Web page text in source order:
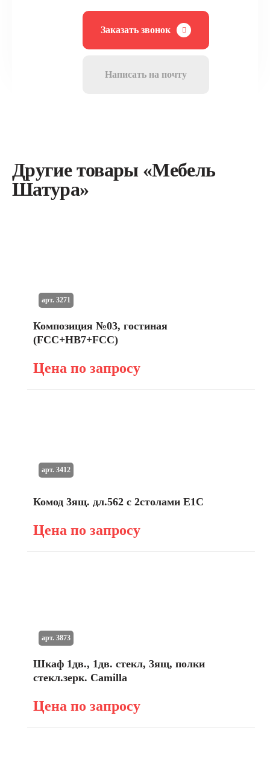
Заказать звонок
Написать на почту
Другие товары «Мебель
Шатура»
Композиция №03, гостиная
(FCC+HB7+FСС)
Цена по запросу
арт. 3271
Комод 3ящ. дл.562 с 2столами E1C
Цена по запросу
арт. 3412
Шкаф 1дв., 1дв. стекл, 3ящ, полки
стекл.зерк. Camilla
Цена по запросу
арт. 3873